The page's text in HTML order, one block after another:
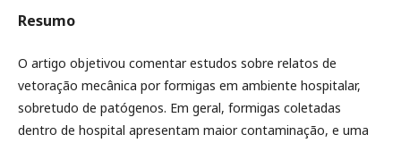
Resumo
O artigo objetivou comentar estudos sobre relatos de
vetoração mecânica por formigas em ambiente hospitalar,
sobretudo de patógenos. Em geral, formigas coletadas
dentro de hospital apresentam maior contaminação, e uma